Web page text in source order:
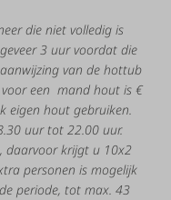
die niet volledig is
3 uur voordat die
van de hottub
een mand hout is €
eigen hout gebruiken.
uur tot 22.00 uur.
daarvoor krijgt u 10x2
personen is mogelijk
periode, tot max. 43